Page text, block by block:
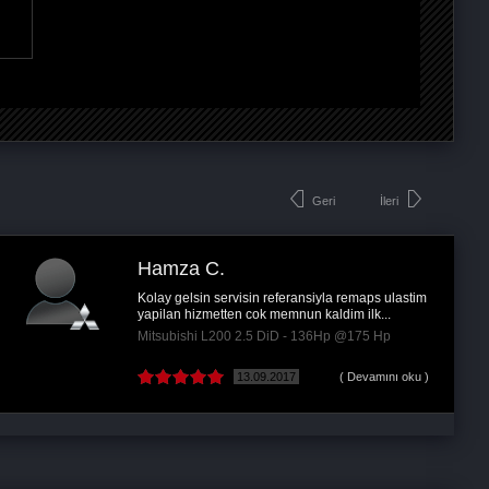
Geri
Hamza C.
Kolay gelsin servisin referansiyla remaps ulastim
yapilan hizmetten cok memnun kaldim ilk...
Mitsubishi L200 2.5 DiD - 136Hp @175 Hp
13.09.2017 ( Devamını oku )
İleri